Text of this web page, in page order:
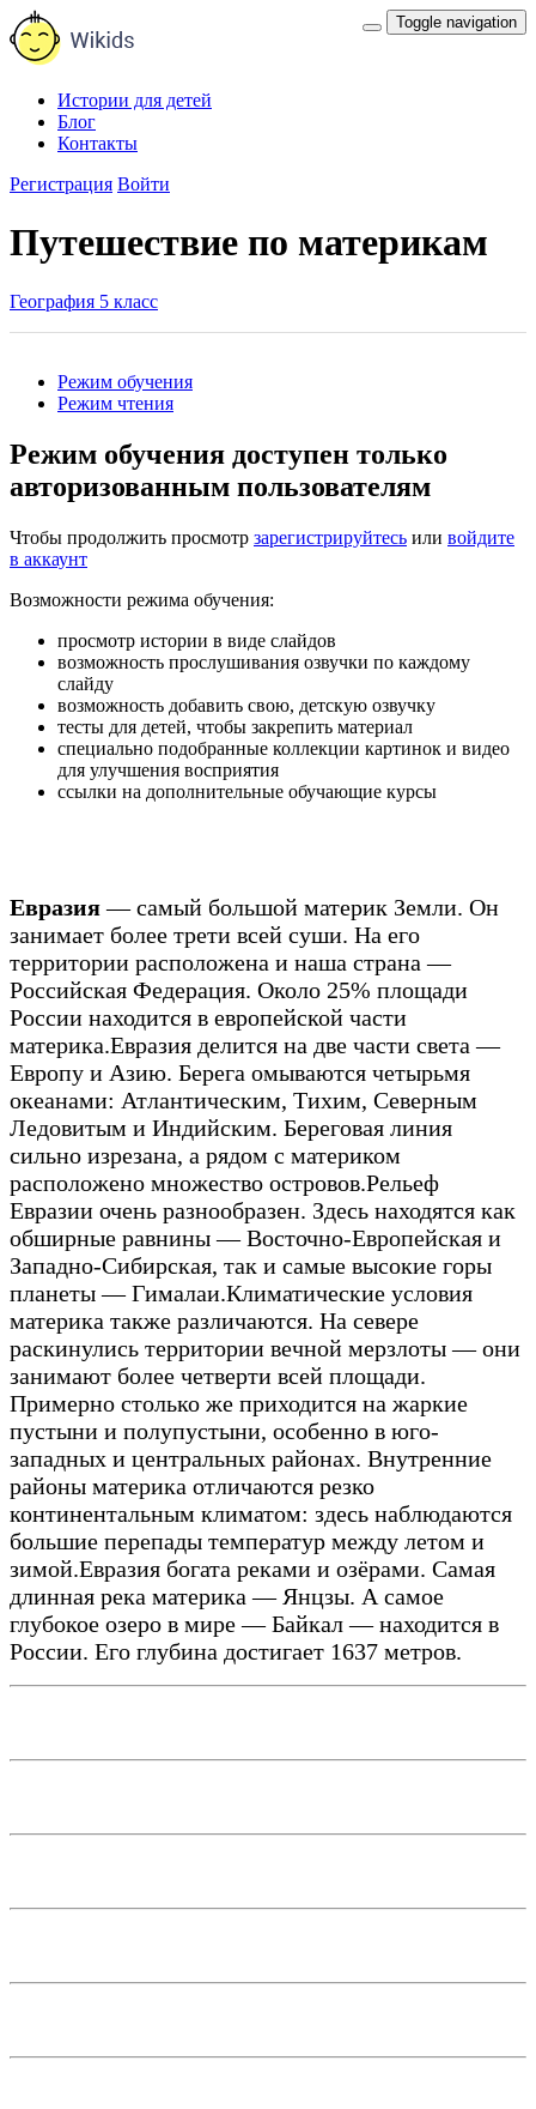
Toggle navigation
Истории для детей
Блог
Контакты
Регистрация Войти
Путешествие по материкам
География 5 класс
Режим обучения
Режим чтения
Режим обучения доступен только
авторизованным пользователям
Чтобы продолжить просмотр зарегистрируйтесь или войдите
в аккаунт
Возможности режима обучения:
просмотр истории в виде слайдов
возможность прослушивания озвучки по каждому
слайду
возможность добавить свою, детскую озвучку
тесты для детей, чтобы закрепить материал
специально подобранные коллекции картинок и видео
для улучшения восприятия
ссылки на дополнительные обучающие курсы
Евразия— самый большой материк Земли. Он
занимает более трети всей суши. На его
территории расположена и наша страна —
Российская Федерация. Около 25% площади
России находится в европейской части
материка.Евразия делится на две части света —
Европу и Азию. Берега омываются четырьмя
океанами: Атлантическим, Тихим, Северным
Ледовитым и Индийским. Береговая линия
сильно изрезана, а рядом с материком
расположено множество островов.Рельеф
Евразии очень разнообразен. Здесь находятся как
обширные равнины — Восточно-Европейская и
Западно-Сибирская, так и самые высокие горы
планеты — Гималаи.Климатические условия
материка также различаются. На севере
раскинулись территории вечной мерзлоты — они
занимают более четверти всей площади.
Примерно столько же приходится на жаркие
пустыни и полупустыни, особенно в юго-
западных и центральных районах. Внутренние
районы материка отличаются резко
континентальным климатом: здесь наблюдаются
большие перепады температур между летом и
зимой.Евразия богата реками и озёрами. Самая
длинная река материка — Янцзы. А самое
глубокое озеро в мире — Байкал — находится в
России. Его глубина достигает 1637 метров.